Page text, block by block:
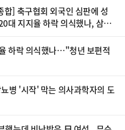
합] 축구협회 외국인 심판에 성
대 지지율 하락 의식했나, 삼전
리 가능성 99%" 등
하락 의식했나…"청년 보편적
병 '시작' 막는 의사과학자의 도